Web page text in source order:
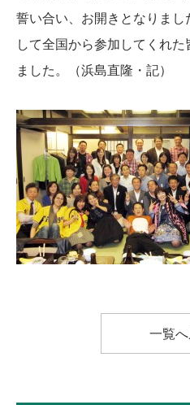
誓い合い、お開きとなりま
して全国から参加してくれ
ました。（浜島直隆・記）
一覧へ